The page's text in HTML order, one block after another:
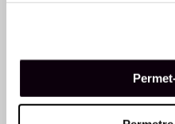
Dibuixos i anotacions